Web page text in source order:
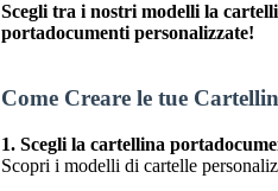
Scegli tra i nostri modelli la
portadocumenti personalizzate!
Come Creare le tue
1. Scegli la cartellina
Scopri i modelli di cartelle